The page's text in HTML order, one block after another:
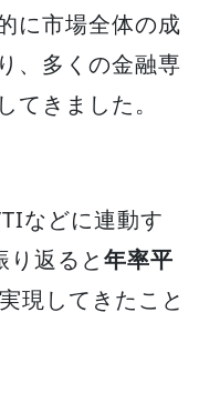
に市場全体の成
、多くの金融専
てきました。
などに連動す
り返ると年率平
現してきたこと